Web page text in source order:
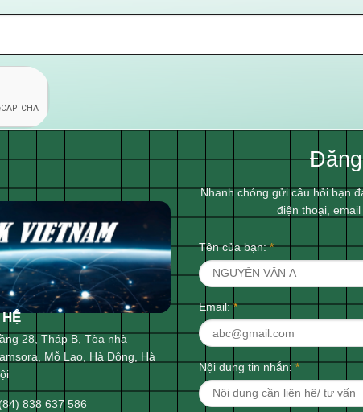
28, Tháp B, Tòa nhà
Mỗ Lao, Hà Đông, Hà
838 637 586
Nhanh chóng gửi câu hỏi bạn
điện thoại,
Tên của bạn:*
Email:*
Nội dung tin nhắn:*